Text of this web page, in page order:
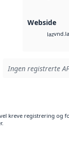
Webside
laz
Ingen registrerte
kreve registrering og